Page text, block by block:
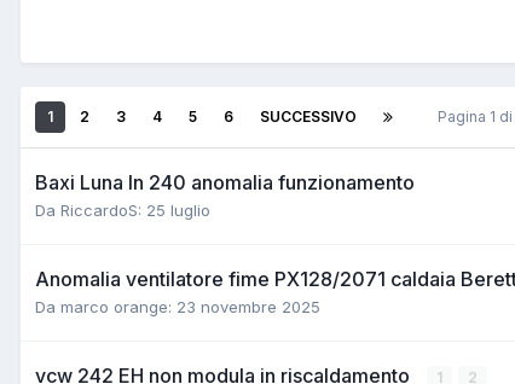
1 2 3 4 5 6 SUCCESSIVO Pagina 1
Baxi Luna In 240 anomalia funzionamento
Da RiccardoS: 25 luglio
Anomalia ventilatore fime PX128/2071 caldaia
Da marco orange: 23 novembre 2025
vcw 242 EH non modula in riscaldamento 1 2